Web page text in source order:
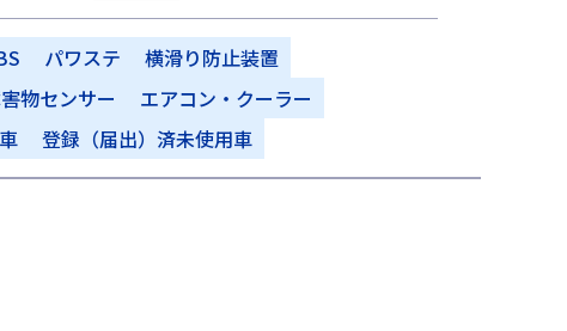
パワステ
横滑り防止装置
物センサー
エアコン・クーラー
登録（届出）済未使用車